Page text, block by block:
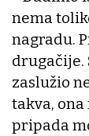
nema
nagradu.
drugačije.
zaslužio
takva,
pripada